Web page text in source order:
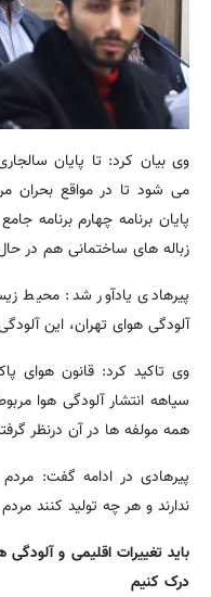
زباله های ساختمانی هم در
پیرهادی یادآور شد: محیط
آلودگی هوای تهران، این
وی تاکید کرد: قانون هوای
همه مولفه ها در آن درنظر
ندارند و هر چه تولید کنند
باید تغییرات اقلیمی و
درک کنیم